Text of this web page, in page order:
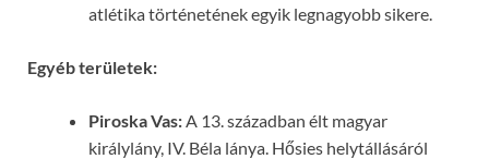
atlétika történetének egyik legnagyobb sikere.
Egyéb területek:
Piroska Vas:A 13. században élt magyar
királylány, IV. Béla lánya. Hősies helytállásáról